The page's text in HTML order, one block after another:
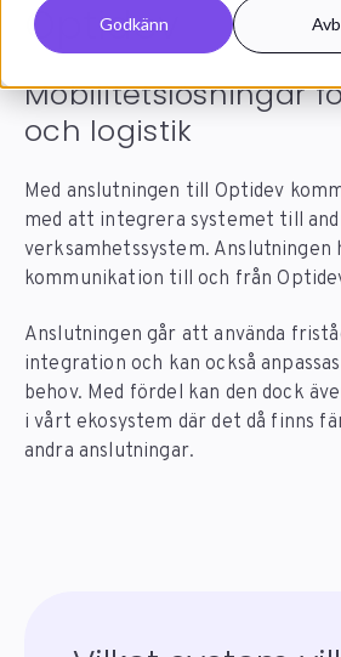
Godkänn
Optidev
Mobilitetslösningar
och logistik
Med anslutningen till Optidev
med att integrera systemet till
verksamhetssystem. Anslutningen
kommunikation till och från
Anslutningen går att använda
integration och kan också
behov. Med fördel kan den dock
i vårt ekosystem där det då finns
andra anslutningar.